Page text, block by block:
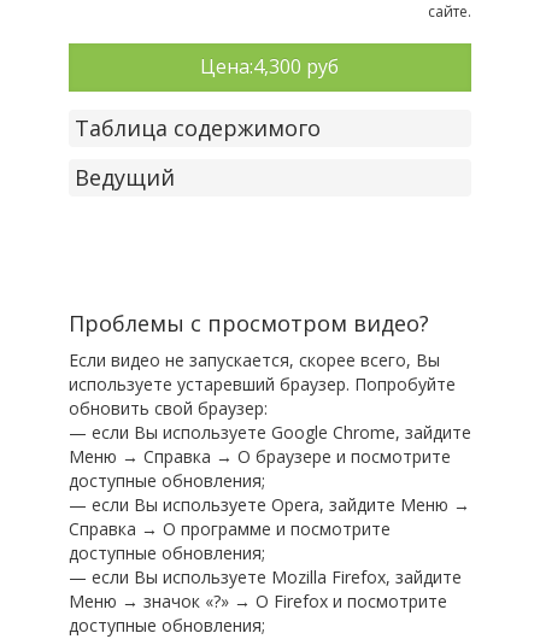
сайте.
Цена:4,300 руб
Таблица содержимого
Ведущий
Проблемы с просмотром видео?
Если видео не запускается, скорее всего, Вы
используете устаревший браузер. Попробуйте
обновить свой браузер:
— если Вы используете Google Chrome, зайдите
Меню → Справка → О браузере и посмотрите
доступные обновления;
— если Вы используете Opera, зайдите Меню →
Справка → О программе и посмотрите
доступные обновления;
— если Вы используете Mozilla Firefox, зайдите
Меню → значок «?» → О Firefox и посмотрите
доступные обновления;